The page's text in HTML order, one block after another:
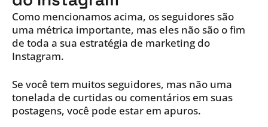
Como mencionamos acima, os seguidores são
uma métrica importante, mas eles não são o fim
de toda a sua estratégia de marketing do
Instagram.
Se você tem muitos seguidores, mas não uma
tonelada de curtidas ou comentários em suas
postagens, você pode estar em apuros.